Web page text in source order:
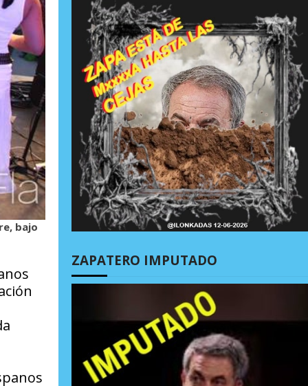
bajo
ZAPATERO IMPUTADO